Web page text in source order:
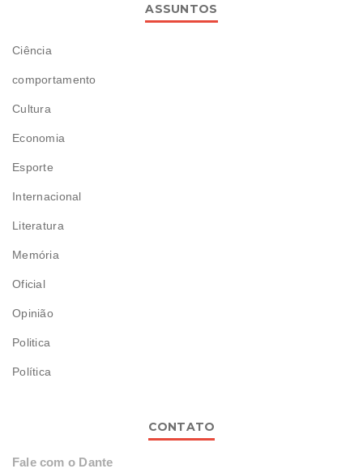
ASSUNTOS
Ciência
comportamento
Cultura
Economia
Esporte
Internacional
Literatura
Memória
Oficial
Opinião
Politica
Política
CONTATO
Fale com o Dante